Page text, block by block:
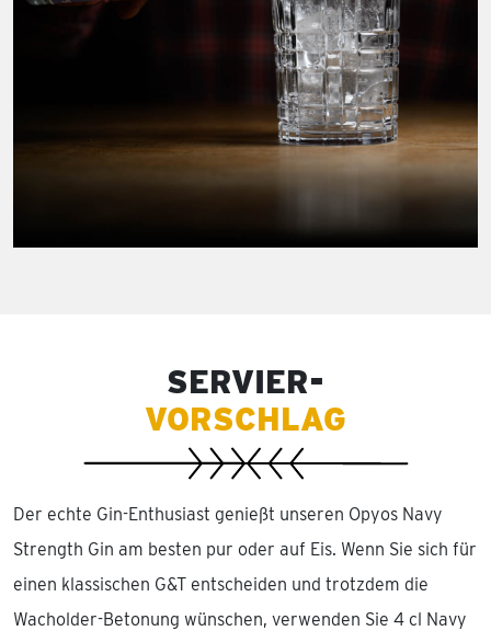
SERVIER-
VORSCHLAG
Der echte Gin-Enthusiast genießt unseren Opyos Navy
Strength Gin am besten pur oder auf Eis. Wenn Sie sich für
einen klassischen G&T entscheiden und trotzdem die
Wacholder-Betonung wünschen, verwenden Sie 4 cl Navy